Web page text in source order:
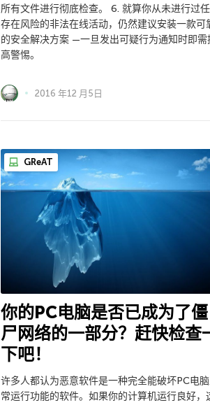
所有文件进行彻底检查。 6. 就算你从未进行过
存在风险的非法在线活动，仍然建议安装一款可
的安全解决方案 —一旦发出可疑行为通知时即需
高警惕。
2016 年12 月5日
GReAT
你的PC电脑是否已成为了僵
尸网络的一部分？赶快检查
下吧！
许多人都认为恶意软件是一种完全能破坏PC电
常运行功能的软件。如果你的计算机运行良好，